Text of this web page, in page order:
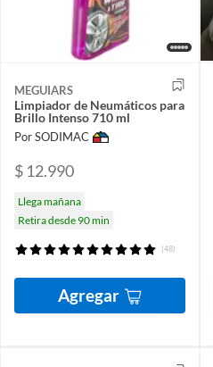
MEGUIARS
Limpiador de Neumáticos para
Brillo Intenso 710 ml
Por SODIMAC
$ 12.990
Llega mañana
Retira desde 90 min
(48)
Agregar